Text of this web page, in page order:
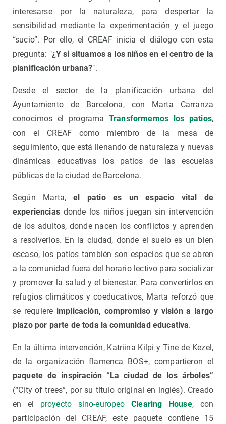
interesarse por la naturaleza, para despertar la
sensibilidad mediante la experimentación y el juego
“sucio”. Por ello, el CREAF inicia el diálogo con esta
pregunta: "¿Y si situamos a los niños en el centro de la
planificación urbana?".
Desde el sector de la planificación urbana del
Ayuntamiento de Barcelona, ​​con Marta Carranza
conocimos el programa Transformemos los patios,
con el CREAF como miembro de la mesa de
seguimiento, que está llenando de naturaleza y nuevas
dinámicas educativas los patios de las escuelas
públicas de la ciudad de Barcelona.
Según Marta,el patio es un espacio vital de
experienciasdonde los niños juegan sin intervención
de los adultos, donde nacen los conflictos y aprenden
a resolverlos. En la ciudad, donde el suelo es un bien
escaso, los patios también son espacios que se abren
a la comunidad fuera del horario lectivo para socializar
y promover la salud y el bienestar. Para convertirlos en
refugios climáticos y coeducativos, Marta reforzó que
se requiere implicación, compromiso y visión a largo
plazo por parte de toda la comunidad educativa.
En la última intervención, Katriina Kilpi y Tine de Kezel,
de la organización flamenca BOS+, compartieron el
paquete de inspiración “La ciudad de los árboles”
(“City of trees”, por su título original en inglés). Creado
en el proyecto sino-europeoClearing House, con
participación del CREAF, este paquete contiene 15